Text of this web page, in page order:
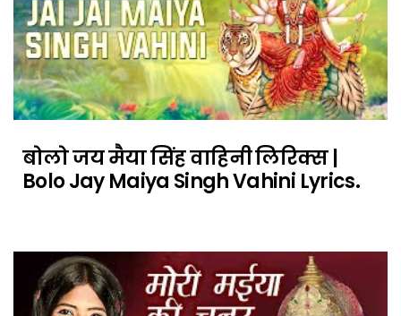
बोलो जय मैया सिंह वाहिनी लिरिक्स |
Bolo Jay Maiya Singh Vahini Lyrics.